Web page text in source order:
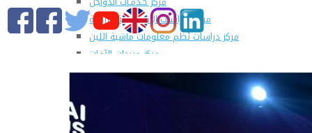
مركز الدراسات الإقتصادية الزراعية
مركز دراسات نُظم معلومات ماشية اللبن
مركز مبيدات الآفات
مطبعة كلية الزراعة
وحدة الهندسة الزراعية للدراسات والإستشارات الفنية
التسجيل في دورات مركز الحاسب الآلي بالكلية